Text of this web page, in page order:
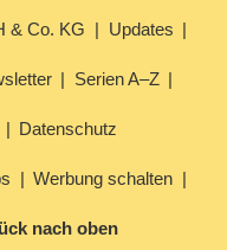
& Co. KG Updates
Serien A–Z
Datenschutz
Werbung schalten
nach oben